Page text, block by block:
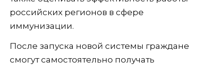
российских регионов в сфере
иммунизации.
После запуска новой системы граждане
смогут самостоятельно получать